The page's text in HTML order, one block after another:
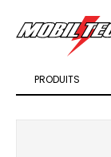
PRODUITS